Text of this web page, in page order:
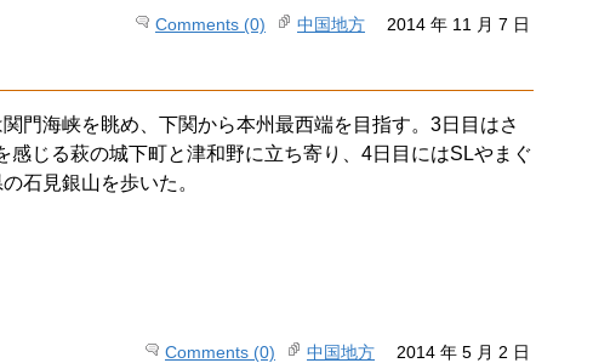
Comments (0) 中国地方 2014 年 11 月 7 日
門海峡を眺め、下関から本州最西端を目指す。3日目はさ
じる萩の城下町と津和野に立ち寄り、4日目にはSLやまぐ
石見銀山を歩いた。
Comments (0) 中国地方 2014 年 5 月 2 日